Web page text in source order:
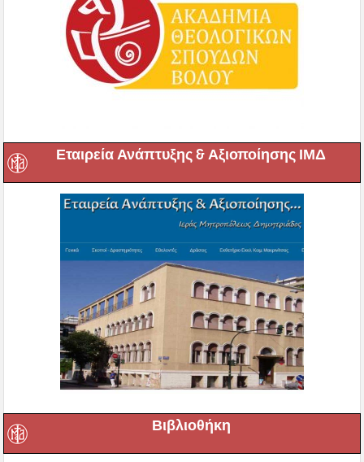
Εταιρεία Ανάπτυξης & Αξιοποίησης ΙΜΔ
Βιβλιοθήκη